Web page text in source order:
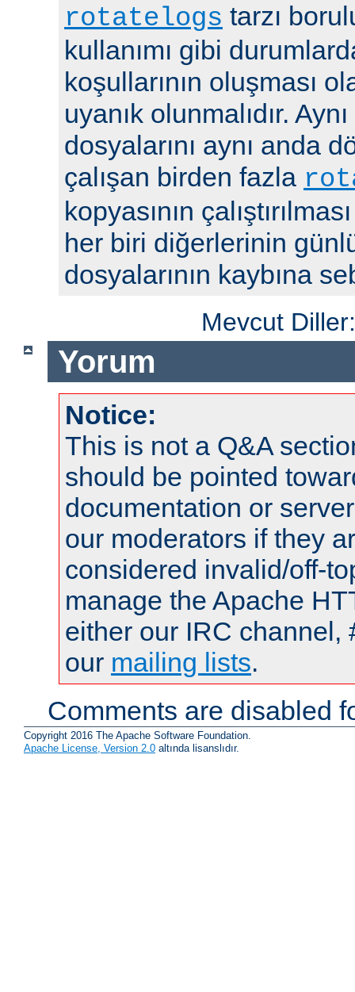
rotatelogs tarzı
kullanımı gibi
koşullarının oluşması
uyanık olunmalıdır.
dosyalarını aynı anda
çalışan birden fazla
kopyasının
her biri diğerlerinin
dosyalarının kaybına
Mevcut
Yorum
Notice:
This is not a Q&A
should be pointed
documentation or
our moderators if they
considered invalid/off-
manage the Apache
either our IRC channel,
our mailing lists.
Comments are disabled
Copyright 2016 The Apache Software Foundation.
Apache License, Version 2.0 altında lisanslıdır.